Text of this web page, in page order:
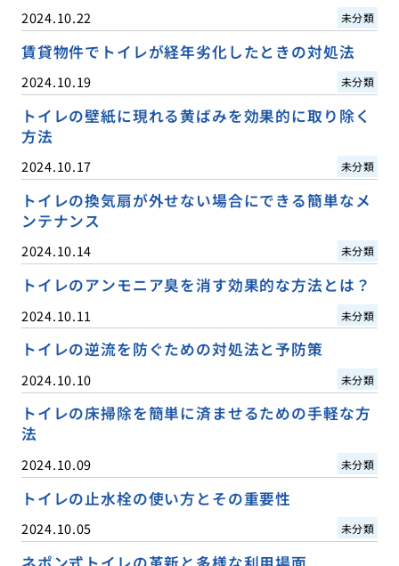
2024.10.22 未分類
賃貸物件でトイレが経年劣化したときの対処法
2024.10.19 未分類
トイレの壁紙に現れる黄ばみを効果的に取り除く
方法
2024.10.17 未分類
トイレの換気扇が外せない場合にできる簡単なメ
ンテナンス
2024.10.14 未分類
トイレのアンモニア臭を消す効果的な方法とは？
2024.10.11 未分類
トイレの逆流を防ぐための対処法と予防策
2024.10.10 未分類
トイレの床掃除を簡単に済ませるための手軽な方
法
2024.10.09 未分類
トイレの止水栓の使い方とその重要性
2024.10.05 未分類